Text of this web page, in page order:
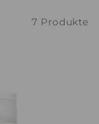
7 Produkte